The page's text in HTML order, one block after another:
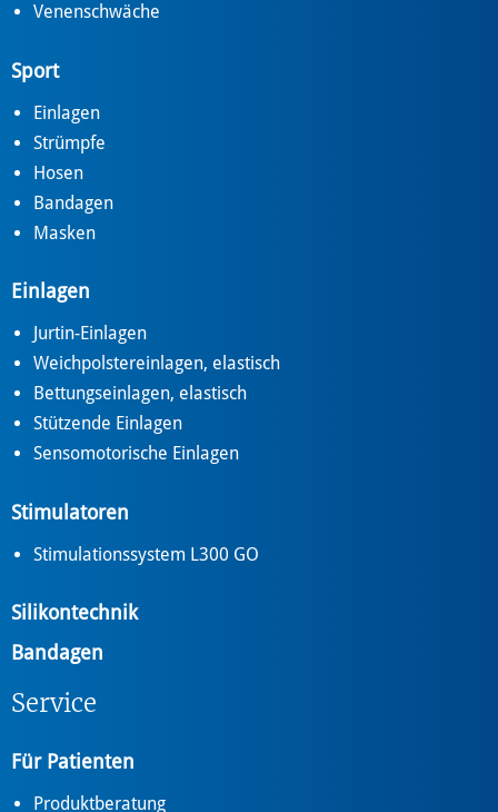
Venenschwäche
Sport
Einlagen
Strümpfe
Hosen
Bandagen
Masken
Einlagen
Jurtin-Einlagen
Weichpolstereinlagen, elastisch
Bettungseinlagen, elastisch
Stützende Einlagen
Sensomotorische Einlagen
Stimulatoren
Stimulationssystem L300 GO
Silikontechnik
Bandagen
Service
Für Patienten
Produktberatung